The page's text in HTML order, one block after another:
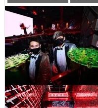
駅から徒歩5分以内 交通費支給